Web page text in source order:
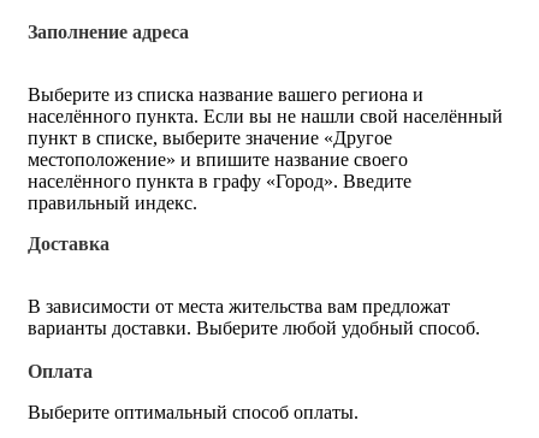
Заполнение адреса
Выберите из списка название вашего региона и
населённого пункта. Если вы не нашли свой населённый
пункт в списке, выберите значение «Другое
местоположение» и впишите название своего
населённого пункта в графу «Город». Введите
правильный индекс.
Доставка
В зависимости от места жительства вам предложат
варианты доставки. Выберите любой удобный способ.
Оплата
Выберите оптимальный способ оплаты.